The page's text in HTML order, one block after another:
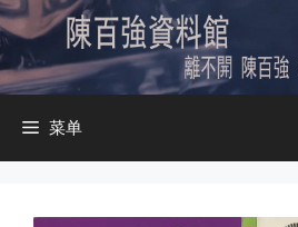
跳
至
内
容
菜单